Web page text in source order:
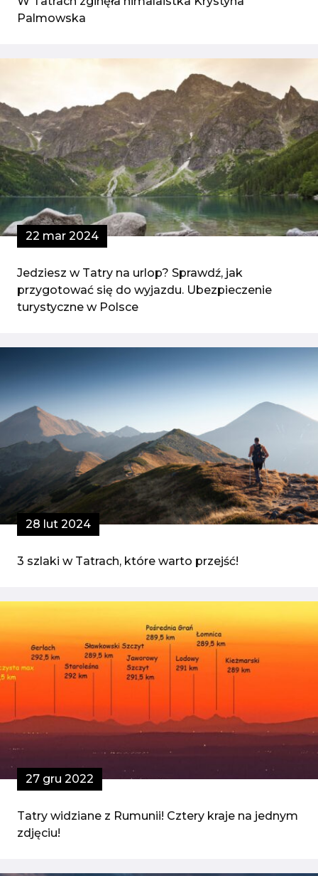
Palmowska
22 mar 2024
Jedziesz w Tatry na urlop? Sprawdź, jak
przygotować się do wyjazdu. Ubezpieczenie
turystyczne w Polsce
28 lut 2024
3 szlaki w Tatrach, które warto przejść!
27 gru 2022
Tatry widziane z Rumunii! Cztery kraje na jednym
zdjęciu!